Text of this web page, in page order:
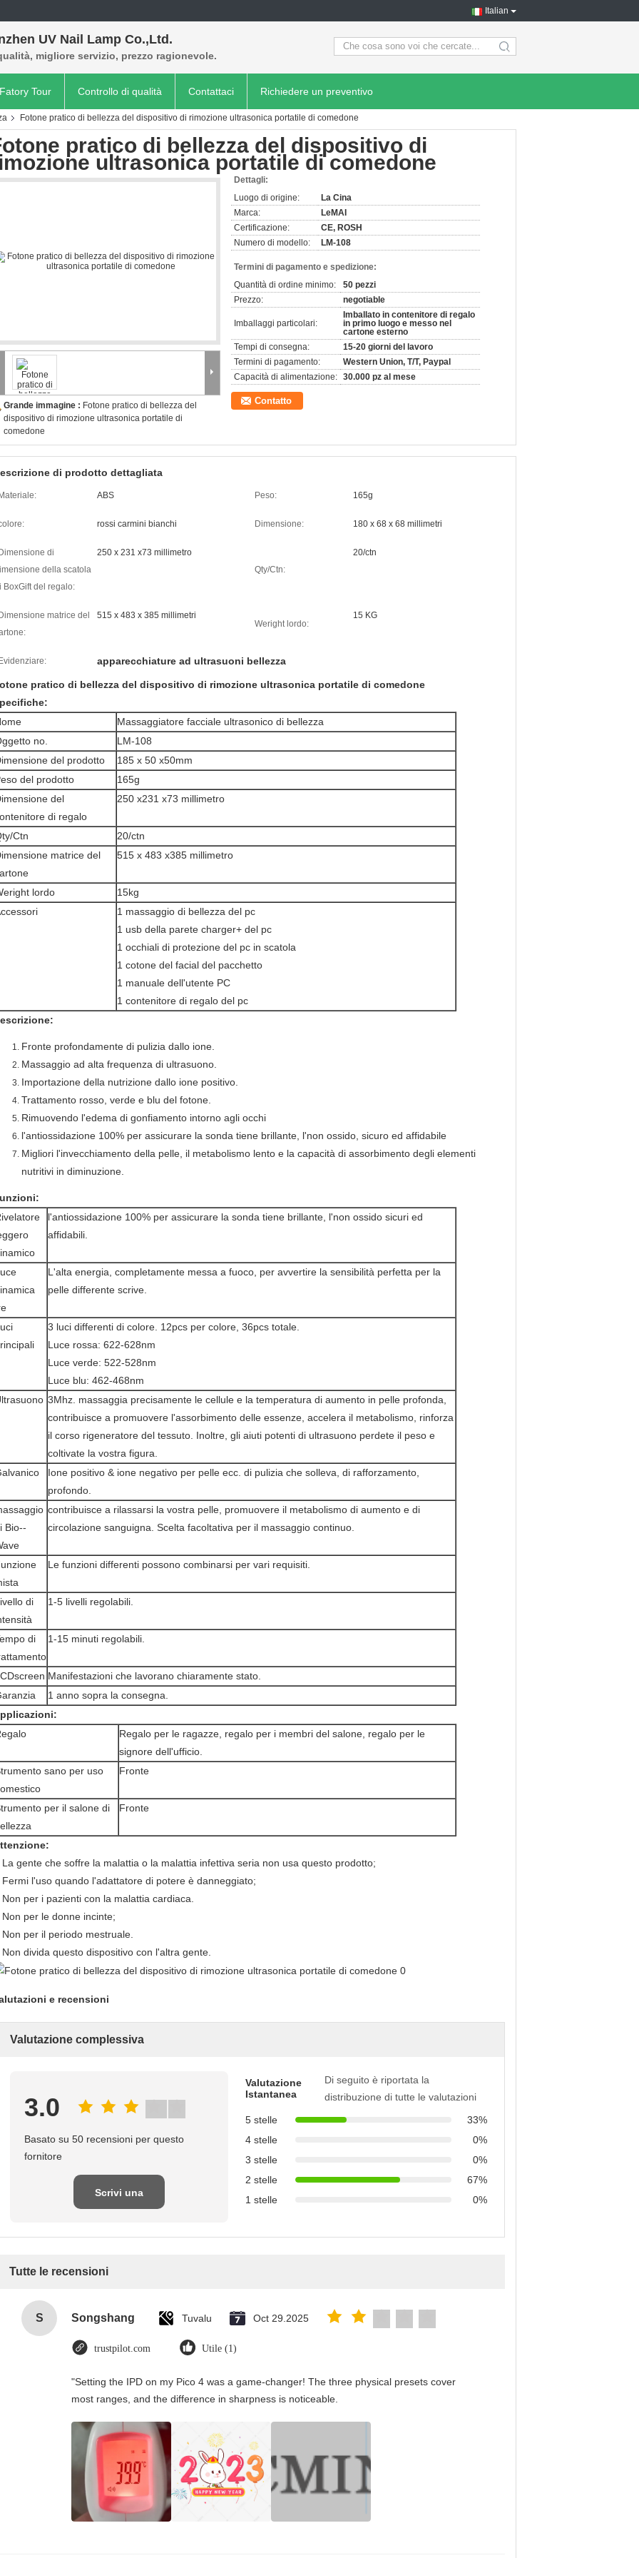
Italian
UV Nail Lamp Co.,Ltd.
migliore servizio, prezzo ragionevole. search
Fatory Tour Controllo di qualità Contattaci Richiedere un preventivo
Fotone pratico di bellezza del dispositivo di rimozione ultrasonica portatile di comedone
pratico di bellezza del dispositivo di
ultrasonica portatile di comedone
Grande immagine : Fotone pratico di bellezza del
dispositivo di rimozione ultrasonica portatile di
comedone
Dettagli:
Luogo di origine:
La Cina
Marca:
LeMAI
Certificazione:
CE, ROSH
Numero di modello:
LM-108
Termini di pagamento e spedizione:
Quantità di ordine minimo:
50 pezzi
Prezzo:
negotiable
Imballaggi particolari:
Imballato in contenitore di regalo
in primo luogo e messo nel
cartone esterno
Tempi di consegna:
15-20 giorni del lavoro
Termini di pagamento:
Western Union, T/T, Paypal
Capacità di alimentazione: 30.000 pz al mese
Contatto
di prodotto dettagliata
Materiale: ABS Peso: 165g
rossi carmini bianchi Dimensione: 180 x 68 x 68 millimetri
Dimensione di
della scatola
BoxGift del regalo:
250 x 231 x73 millimetro
Qty/Ctn:
20/ctn
Dimensione matrice del
515 x 483 x 385 millimetri
Weright lordo:
15 KG
Evidenziare: apparecchiature ad ultrasuoni bellezza
pratico di bellezza del dispositivo di rimozione ultrasonica portatile di comedone
Massaggiatore facciale ultrasonico di bellezza
no.
LM-108
del prodotto
185 x 50 x50mm
del prodotto
165g
del
di regalo
250 x231 x73 millimetro
Ctn
20/ctn
matrice del
515 x 483 x385 millimetro
lordo
15kg
1 massaggio di bellezza del pc
1 usb della parete charger+ del pc
1 occhiali di protezione del pc in scatola
1 cotone del facial del pacchetto
1 manuale dell'utente PC
1 contenitore di regalo del pc
Fronte profondamente di pulizia dallo ione.
Massaggio ad alta frequenza di ultrasuono.
Importazione della nutrizione dallo ione positivo.
Trattamento rosso, verde e blu del fotone.
Rimuovendo l'edema di gonfiamento intorno agli occhi
l'antiossidazione 100% per assicurare la sonda tiene brillante, l'non ossido, sicuro ed affidabile
Migliori l'invecchiamento della pelle, il metabolismo lento e la capacità di assorbimento degli elementi
nutritivi in diminuzione.
l'antiossidazione 100% per assicurare la sonda tiene brillante, l'non ossido sicuri ed
affidabili.
L'alta energia, completamente messa a fuoco, per avvertire la sensibilità perfetta per la
pelle differente scrive.
3 luci differenti di colore. 12pcs per colore, 36pcs totale.
Luce rossa: 622-628nm
Luce verde: 522-528nm
Luce blu: 462-468nm
3Mhz. massaggia precisamente le cellule e la temperatura di aumento in pelle profonda,
contribuisce a promuovere l'assorbimento delle essenze, accelera il metabolismo, rinforza
il corso rigeneratore del tessuto. Inoltre, gli aiuti potenti di ultrasuono perdete il peso e
coltivate la vostra figura.
Ione positivo & ione negativo per pelle ecc. di pulizia che solleva, di rafforzamento,
profondo.
Bio--
contribuisce a rilassarsi la vostra pelle, promuovere il metabolismo di aumento e di
circolazione sanguigna. Scelta facoltativa per il massaggio continuo.
Le funzioni differenti possono combinarsi per vari requisiti.
di
1-5 livelli regolabili.
di
1-15 minuti regolabili.
Manifestazioni che lavorano chiaramente stato.
1 anno sopra la consegna.
Regalo per le ragazze, regalo per i membri del salone, regalo per le
signore dell'ufficio.
sano per uso
Fronte
per il salone di
Fronte
La gente che soffre la malattia o la malattia infettiva seria non usa questo prodotto;
Fermi l'uso quando l'adattatore di potere è danneggiato;
Non per i pazienti con la malattia cardiaca.
Non per le donne incinte;
Non per il periodo mestruale.
Non divida questo dispositivo con l'altra gente.
e recensioni
Valutazione complessiva
3.0
Basato su 50 recensioni per questo
fornitore
Scrivi una
Valutazione
Istantanea
Di seguito è riportata la
distribuzione di tutte le valutazioni
5 stelle
33%
4 stelle
0%
3 stelle
0%
2 stelle
67%
1 stelle
0%
Tutte le recensioni
S Songshang Tuvalu Oct 29.2025
trustpilot.com Utile (1)
"Setting the IPD on my Pico 4 was a game-changer! The three physical presets cover
most ranges, and the difference in sharpness is noticeable.